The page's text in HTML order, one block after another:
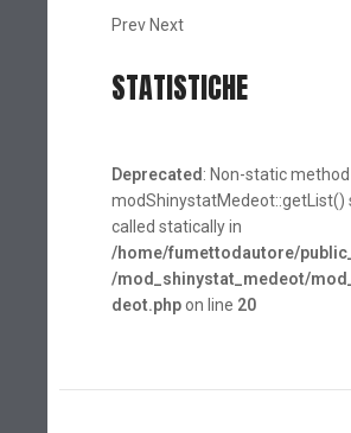
Prev Next
STATISTICHE
Deprecated : Non-static method
modShinystatMedeot::getList()
called statically in
/home/fumettodautore/
/mod_shinystat_medeot/
deot.phpon line 20